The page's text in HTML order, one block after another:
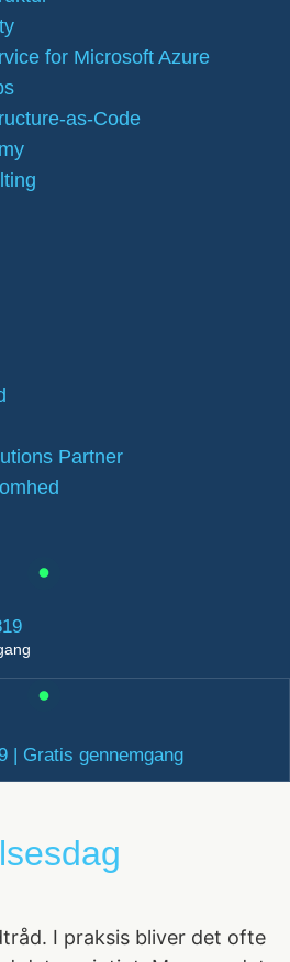
for Microsoft Azure
as-Code
Partner
| Gratis gennemgang
I praksis bliver det ofte